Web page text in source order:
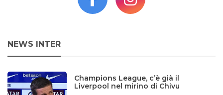
NEWS INTER
Champions League, c’è già il
Liverpool nel mirino di Chivu